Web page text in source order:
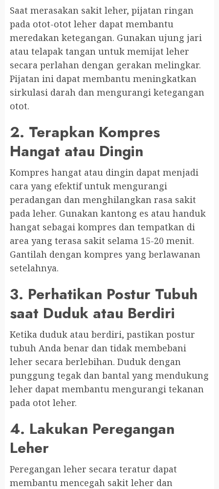
Saat merasakan sakit leher, pijatan ringan
pada otot-otot leher dapat membantu
meredakan ketegangan. Gunakan ujung jari
atau telapak tangan untuk memijat leher
secara perlahan dengan gerakan melingkar.
Pijatan ini dapat membantu meningkatkan
sirkulasi darah dan mengurangi ketegangan
otot.
2. Terapkan Kompres
Hangat atau Dingin
Kompres hangat atau dingin dapat menjadi
cara yang efektif untuk mengurangi
peradangan dan menghilangkan rasa sakit
pada leher. Gunakan kantong es atau handuk
hangat sebagai kompres dan tempatkan di
area yang terasa sakit selama 15-20 menit.
Gantilah dengan kompres yang berlawanan
setelahnya.
3. Perhatikan Postur Tubuh
saat Duduk atau Berdiri
Ketika duduk atau berdiri, pastikan postur
tubuh Anda benar dan tidak membebani
leher secara berlebihan. Duduk dengan
punggung tegak dan bantal yang mendukung
leher dapat membantu mengurangi tekanan
pada otot leher.
4. Lakukan Peregangan
Leher
Peregangan leher secara teratur dapat
membantu mencegah sakit leher dan